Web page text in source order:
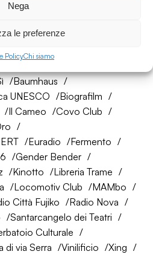
Nega
le preferenze
PolicyChi siamo
Baumhaus
UNESCO
Biografilm
Il Cameo
Covo Club
Euradio
Fermento
Gender Bender
Kinotto
Libreria Trame
Locomotiv Club
MAMbo
Città Fujiko
Radio Nova
Santarcangelo dei Teatri
Culturale
di via Serra Vinilificio
Xing